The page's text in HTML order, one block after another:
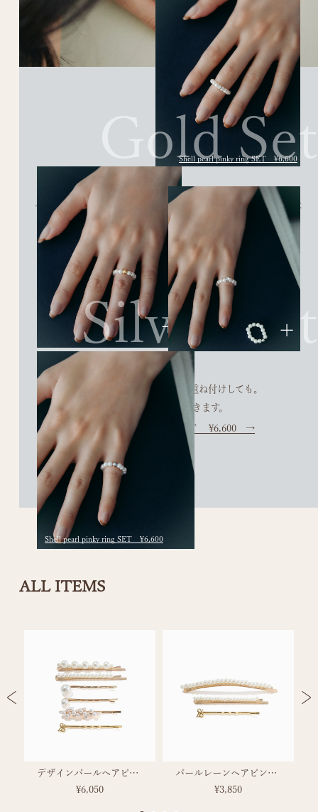
Gold Set
+
Shell pearl pinky ring SET ¥6,600
パールの中にきらりと輝くビジューとメタルボールをあしらった
リング2本セット。
Shell pearl pinky ring SET ¥6,600
Silver Set
Shell pearl pinky ring SET ¥6,600
+
違う指につけても1つの指に重ね付けしても。
色々な楽しみ方ができます。
Shell pearl pinky ring SET ¥6,600 →
ALL ITEMS
デザインパールヘアピンセット
¥6,050
パールレーンヘアピンセット
¥3,850